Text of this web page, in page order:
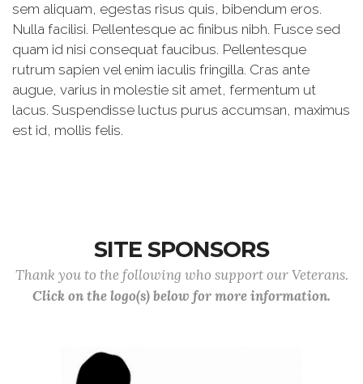
sem aliquam, egestas risus quis, bibendum eros.
Nulla facilisi. Pellentesque ac finibus nibh. Fusce sed
quam id nisi consequat faucibus. Pellentesque
rutrum sapien vel enim iaculis fringilla. Cras ante
augue, varius in molestie sit amet, fermentum ut
lacus. Suspendisse luctus purus accumsan, maximus
est id, mollis felis.
SITE SPONSORS
Thank you to the following who support our Veterans.
Click on the logo(s) below for more information.